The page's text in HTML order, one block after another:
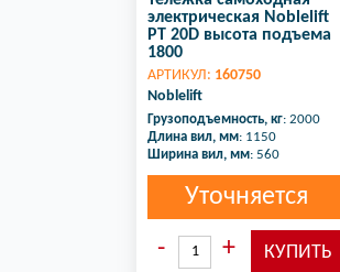
электрическая Noblelift
PT 20D высота подъема
1800
АРТИКУЛ: 160750
Noblelift
Грузоподъемность, кг: 2000
Длина вил, мм: 1150
Ширина вил, мм: 560
Уточняется